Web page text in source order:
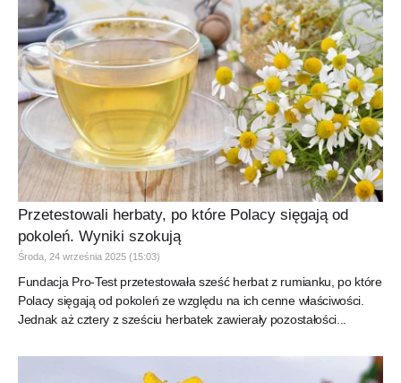
Przetestowali herbaty, po które Polacy sięgają od
pokoleń. Wyniki szokują
Środa, 24 września 2025 (15:03)
Fundacja Pro-Test przetestowała sześć herbat z rumianku, po które
Polacy sięgają od pokoleń ze względu na ich cenne właściwości.
Jednak aż cztery z sześciu herbatek zawierały pozostałości...